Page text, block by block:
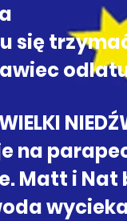
się
na
Matt i Nat